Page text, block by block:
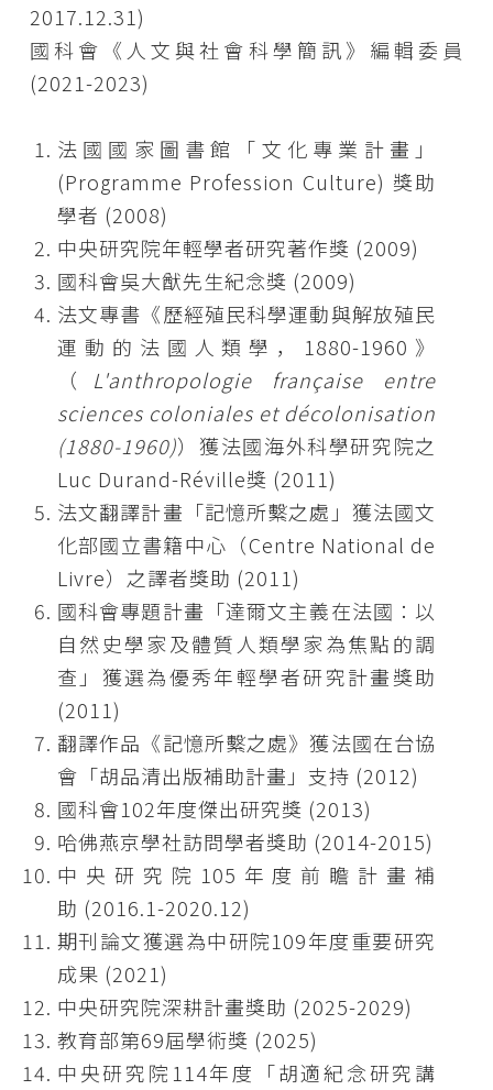
2017.12.31)
國科會《人文與社會科學簡訊》編輯委員
(2021-2023)
法國國家圖書館「文化專業計畫」
(Programme Profession Culture) 獎助
學者 (2008)
中央研究院年輕學者研究著作獎 (2009)
國科會吳大猷先生紀念獎 (2009)
法文專書《歷經殖民科學運動與解放殖民
運動的法國人類學，1880-1960》
（ L'anthropologie française entre
sciences coloniales et décolonisation
(1880-1960)）獲法國海外科學研究院之
Luc Durand-Réville獎 (2011)
法文翻譯計畫「記憶所繫之處」獲法國文
化部國立書籍中心（Centre National de
Livre）之譯者獎助 (2011)
國科會專題計畫「達爾文主義在法國：以
自然史學家及體質人類學家為焦點的調
查」獲選為優秀年輕學者研究計畫獎助
(2011)
翻譯作品《記憶所繫之處》獲法國在台協
會「胡品清出版補助計畫」支持 (2012)
國科會102年度傑出研究獎 (2013)
哈佛燕京學社訪問學者獎助 (2014-2015)
中央研究院105年度前瞻計畫補
助 (2016.1-2020.12)
期刊論文獲選為中研院109年度重要研究
成果 (2021)
中央研究院深耕計畫獎助 (2025-2029)
教育部第69屆學術獎 (2025)
中央研究院114年度「胡適紀念研究講